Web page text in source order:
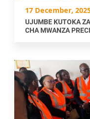
17 December,
UJUMBE KUTOKA
CHA MWANZA